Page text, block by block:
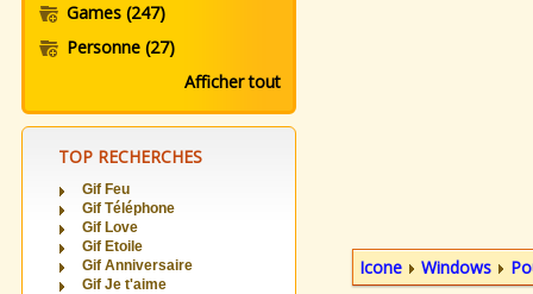
Games (247)
Personne (27)
Afficher tout
TOP RECHERCHES
Gif Feu
Gif Téléphone
Gif Love
Gif Etoile
Gif Anniversaire
Gif Je t'aime
Icone Windows